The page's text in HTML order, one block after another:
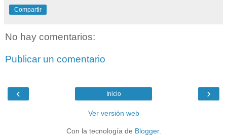
Compartir
No hay comentarios:
Publicar un comentario
‹ ›
Inicio
Ver versión web
Con la tecnología de Blogger.